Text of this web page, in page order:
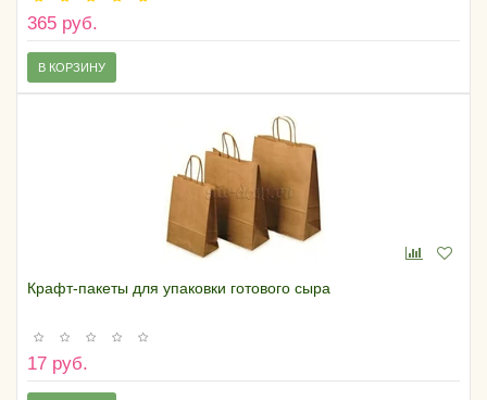
365 руб.
В КОРЗИНУ
Крафт-пакеты для упаковки готового сыра
17 руб.